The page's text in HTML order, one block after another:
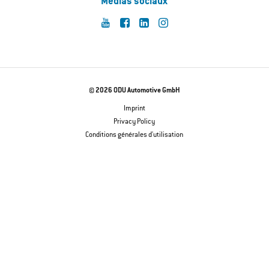
© 2026 ODU Automotive GmbH
Imprint
Privacy Policy
Conditions générales d'utilisation